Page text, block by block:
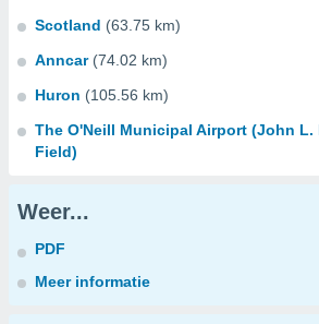
Scotland (63.75 km)
Anncar (74.02 km)
Huron (105.56 km)
The O'Neill Municipal Airport (John L.
Field)
Weer...
PDF
Meer informatie